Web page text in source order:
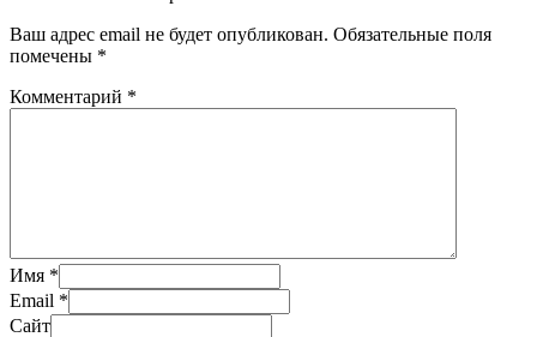
Ваш адрес email не будет опубликован. Обязательные поля
помечены *
Комментарий *
Имя *
Email *
Сайт